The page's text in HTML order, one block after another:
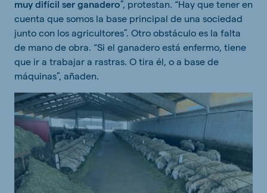
muy difícil ser ganadero”, protestan. “Hay que tener en
cuenta que somos la base principal de una sociedad
junto con los agricultores”. Otro obstáculo es la falta
de mano de obra. “Si el ganadero está enfermo, tiene
que ir a trabajar a rastras. O tira él, o a base de
máquinas”, añaden.